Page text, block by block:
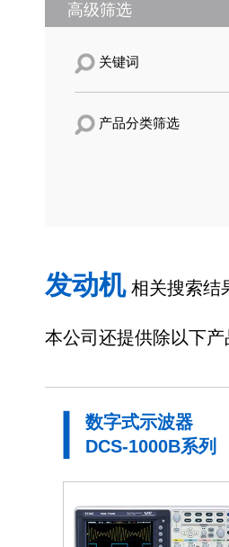
高级筛选
关键词
产品分类筛选
发动机相关搜索结
本公司还提供除以下
数字式示波器
DCS-1000B系列